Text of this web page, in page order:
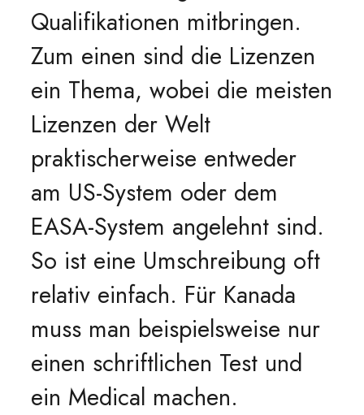
Qualifikationen mitbringen.
Zum einen sind die Lizenzen
ein Thema, wobei die meisten
Lizenzen der Welt
praktischerweise entweder
am US-System oder dem
EASA-System angelehnt sind.
So ist eine Umschreibung oft
relativ einfach. Für Kanada
muss man beispielsweise nur
einen schriftlichen Test und
ein Medical machen.